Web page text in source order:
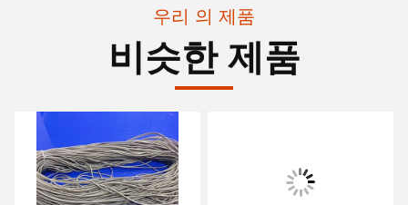
우리 의 제품
비슷한 제품